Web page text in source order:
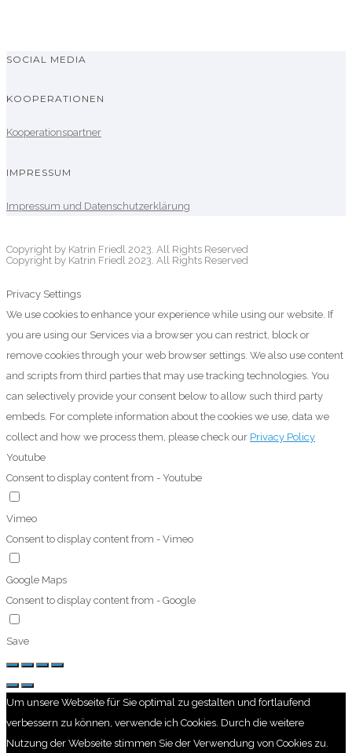
SOCIAL MEDIA
KOOPERATIONEN
Kooperationspartner
IMPRESSUM
Impressum und Datenschutzerklärung
Copyright by Katrin Friedl 2023. All Rights Reserved
Copyright by Katrin Friedl 2023. All Rights Reserved
Privacy Settings
We use cookies to enhance your experience while using our website. If
you are using our Services via a browser you can restrict, block or
remove cookies through your web browser settings. We also use content
and scripts from third parties that may use tracking technologies. You
can selectively provide your consent below to allow such third party
embeds. For complete information about the cookies we use, data we
collect and how we process them, please check our Privacy Policy
Youtube
Consent to display content from - Youtube
Vimeo
Consent to display content from - Vimeo
Google Maps
Consent to display content from - Google
Save
Um unsere Webseite für Sie optimal zu gestalten und fortlaufend
verbessern zu können, verwende ich Cookies. Durch die weitere
Nutzung der Webseite stimmen Sie der Verwendung von Cookies zu.